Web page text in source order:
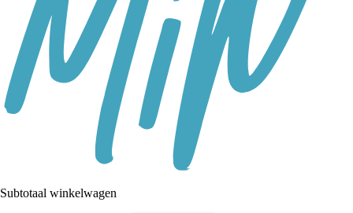
Subtotaal winkelwagen